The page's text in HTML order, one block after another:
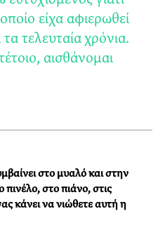
είχα αφιερωθεί
τελευταία χρόνια.
αισθάνομαι
στο μυαλό και στην
πινέλο, στο πιάνο, στις
κάνει να νιώθετε αυτή η